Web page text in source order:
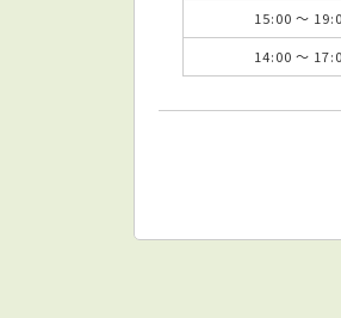
15:00 ～
14:00 ～